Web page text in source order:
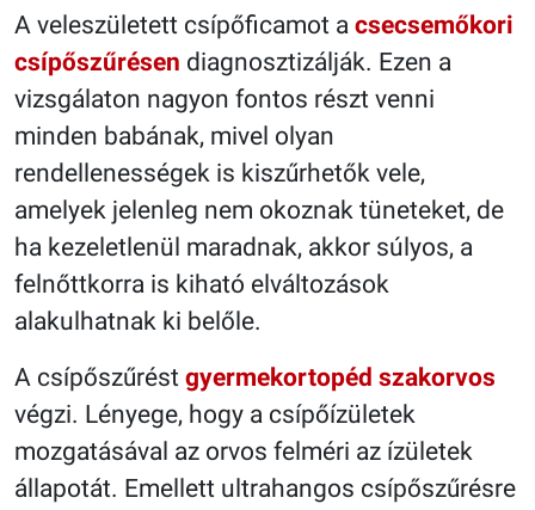
A veleszületett csípőficamot a csecsemőkori
csípőszűrésen diagnosztizálják. Ezen a
vizsgálaton nagyon fontos részt venni
minden babának, mivel olyan
rendellenességek is kiszűrhetők vele,
amelyek jelenleg nem okoznak tüneteket, de
ha kezeletlenül maradnak, akkor súlyos, a
felnőttkorra is kiható elváltozások
alakulhatnak ki belőle.
A csípőszűrést gyermekortopéd szakorvos
végzi. Lényege, hogy a csípőízületek
mozgatásával az orvos felméri az ízületek
állapotát. Emellett ultrahangos csípőszűrésre